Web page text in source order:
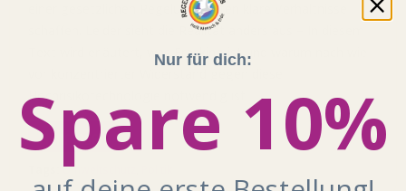
einer gesetzlichen Regelung sollten klare Verhältnisse
schaffen. Leider sieht die Realität anders aus – In diesem
Text wird erläutert, was Fracking ist und warum nach wie
Hochrisikotechnologie notwendig ist.
Mehr lesen
Umweltschutz
Nur für dich:
Spare 10%